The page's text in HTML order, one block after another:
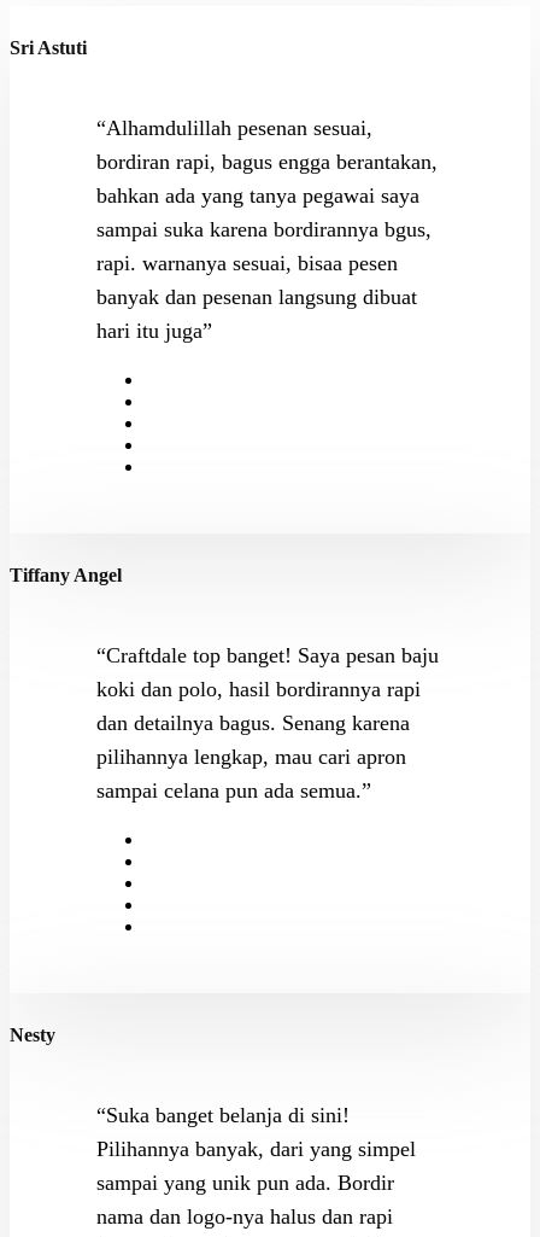
Sri Astuti
“Alhamdulillah pesenan sesuai,
bordiran rapi, bagus engga berantakan,
bahkan ada yang tanya pegawai saya
sampai suka karena bordirannya bgus,
rapi. warnanya sesuai, bisaa pesen
banyak dan pesenan langsung dibuat
hari itu juga”
Tiffany Angel
“Craftdale top banget! Saya pesan baju
koki dan polo, hasil bordirannya rapi
dan detailnya bagus. Senang karena
pilihannya lengkap, mau cari apron
sampai celana pun ada semua.”
Nesty
“Suka banget belanja di sini!
Pilihannya banyak, dari yang simpel
sampai yang unik pun ada. Bordir
nama dan logo-nya halus dan rapi